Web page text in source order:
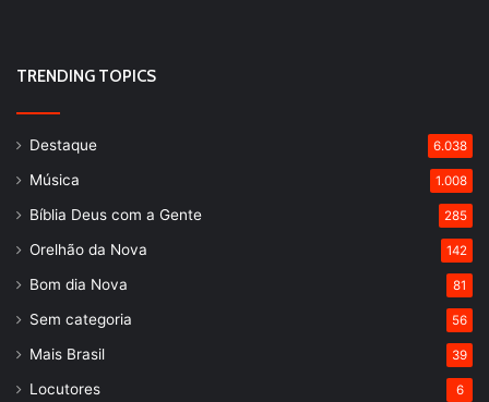
TRENDING TOPICS
Destaque 6.038
Música 1.008
Bíblia Deus com a Gente 285
Orelhão da Nova 142
Bom dia Nova 81
Sem categoria 56
Mais Brasil 39
Locutores 6